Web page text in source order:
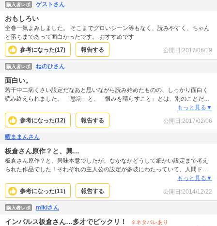
購入者レポ ゲストさん
おもしろい
全巻一気よみしました。 そこまでグロいシーン等もなく、読みやすく、ちゃん
と落ちまであって面白かったです。 おすすめです
参考になった(17) 報告する 公開日:2017/06/19
購入者レポ ねのひさん
面白い。
若干中二病くさい設定だなあと思いながら読み始めたものの、しっかり面白く
読み終えられました。 「懲罰」と、「恨みを晴らすこと」とは、別のことだと
もっと見る▼
参考になった(12) 報告する 公開日:2017/02/06
暇ままんさん
板倉さん原作？と、興…
板倉さん原作？と、興味本意でしたが、なかなかどうして細かい設定まで考え
られた作品でした！それぞれの主人公の設定が多岐にわたっていて、人間ドラ
マが面白かった。また、トリガーの条件や、任期についてもよく考えられてい
て、時折『おおおーー！』と声を上げながら(笑)一気に配信分を読ませていただ
きました。板倉ワールド！ですね！
もっと見る▼
参考になった(11) 報告する 公開日:2014/12/22
購入者レポ mikiさん
インパルス板倉さん…多才でビックリ！ ※ネタバレあり